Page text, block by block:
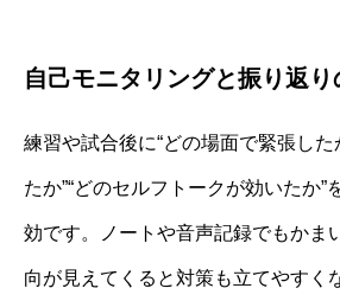
自己モニタリングと振り返り
練習や試合後に“どの場面で緊張した
たか”“どのセルフトークが効いたか”
効です。ノートや音声記録でもかま
向が見えてくると対策も立てやすく